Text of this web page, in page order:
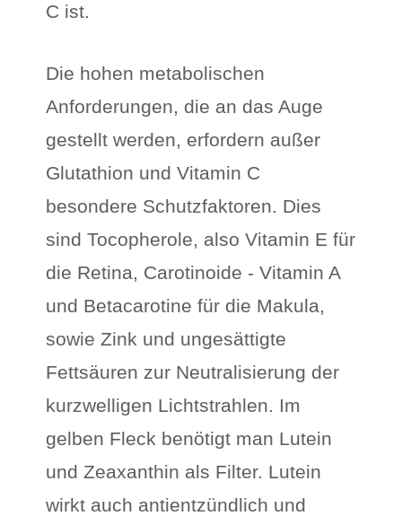
C ist.
Die hohen metabolischen
Anforderungen, die an das Auge
gestellt werden, erfordern außer
Glutathion und Vitamin C
besondere Schutzfaktoren. Dies
sind Tocopherole, also Vitamin E für
die Retina, Carotinoide - Vitamin A
und Betacarotine für die Makula,
sowie Zink und ungesättigte
Fettsäuren zur Neutralisierung der
kurzwelligen Lichtstrahlen. Im
gelben Fleck benötigt man Lutein
und Zeaxanthin als Filter. Lutein
wirkt auch antientzündlich und